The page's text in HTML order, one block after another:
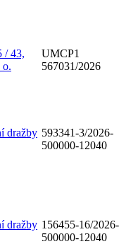
/ 43,
o.
UMCP1
567031/2026
dražby 593341-3/2026-
500000-12040
dražby 156455-16/2026-
500000-12040